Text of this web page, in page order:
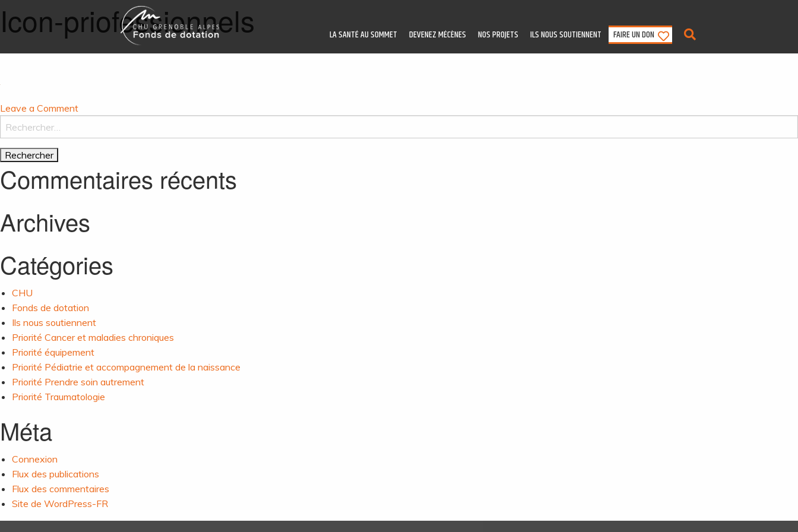
LA SANTÉ AU SOMMET DEVENEZ MÉCÈNES NOS PROJETS ILS NOUS SOUTIENNENT FAIRE UN DON
Icon-priofessionnels
Leave a Commenton
priofessionnels
Rechercher :
Commentaires récents
Archives
Catégories
CHU
Fonds de dotation
Ils nous soutiennent
Priorité Cancer et maladies chroniques
Priorité équipement
Priorité Pédiatrie et accompagnement de la naissance
Priorité Prendre soin autrement
Priorité Traumatologie
Méta
Connexion
Flux des publications
Flux des commentaires
Site de WordPress-FR